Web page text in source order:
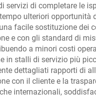
di completare le
ulteriori opportunità
facile sostituzione dei
e con gli standard di
a minori costi
stalli di servizio più
dettagliati rapporti di
con il cliente e la
internazionali,